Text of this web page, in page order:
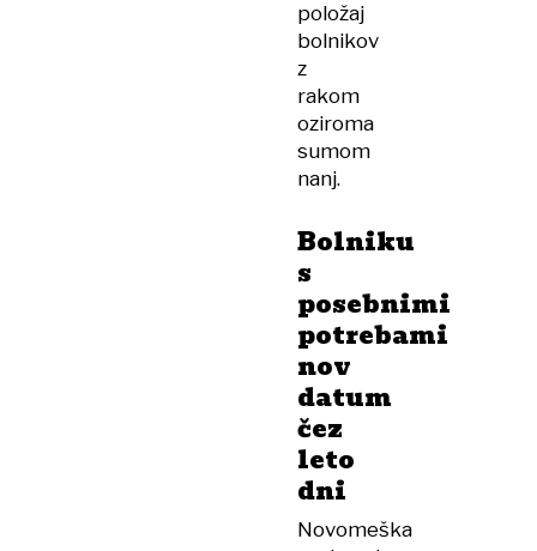
položaj
bolnikov
z
rakom
oziroma
sumom
nanj.
Bolniku
s
posebnimi
potrebami
nov
datum
čez
leto
dni
Novomeška